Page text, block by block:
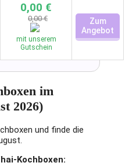
0,00 €
0,00 €
mit unserem
Gutschein
Zum
Angebot
im
2026)
und finde die
Kochboxen: